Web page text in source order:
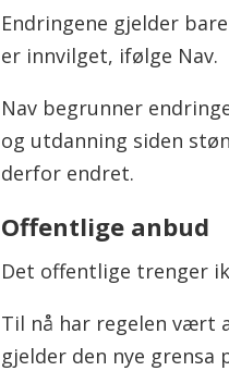
Endringene gjelder
er innvilget, ifølge Nav.
Nav begrunner
og utdanning siden
derfor endret.
Offentlige anbud
Det offentlige trenger
Til nå har regelen vært
gjelder den nye grensa